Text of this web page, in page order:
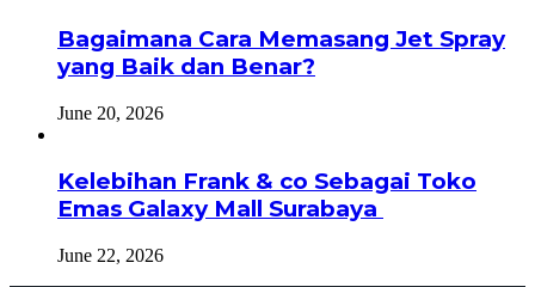
Bagaimana Cara Memasang Jet Spray
yang Baik dan Benar?
June 20, 2026
Kelebihan Frank & co Sebagai Toko
Emas Galaxy Mall Surabaya
June 22, 2026